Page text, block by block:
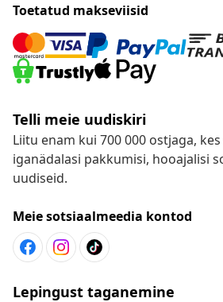
Toetatud makseviisid
Telli meie uudiskiri
Liitu enam kui 700 000 ostjaga,
iganädalasi pakkumisi, hooajalisi
uudiseid.
Meie sotsiaalmeedia kontod
Lepingust taganemine